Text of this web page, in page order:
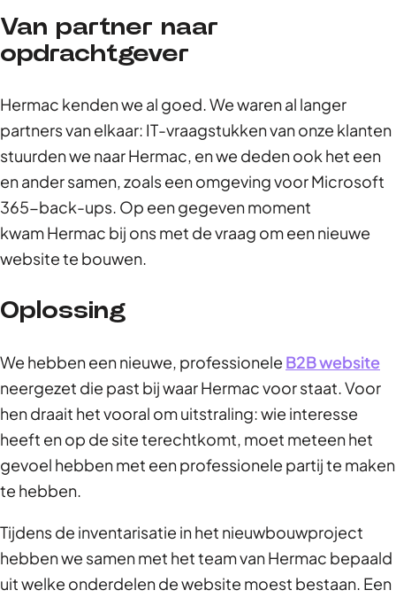
Van partner naar
opdrachtgever
Hermac kenden we al goed. We waren al langer
partners van elkaar: IT-vraagstukken van onze klanten
stuurden we naar Hermac, en we deden ook het een
en ander samen, zoals een omgeving voor Microsoft
365-back-ups. Op een gegeven moment
kwam Hermac bij ons met de vraag om een nieuwe
website te bouwen.
Oplossing
We hebben een nieuwe, professionele B2B website
neergezet die past bij waar Hermac voor staat. Voor
hen draait het vooral om uitstraling: wie interesse
heeft en op de site terechtkomt, moet meteen het
gevoel hebben met een professionele partij te maken
te hebben.
Tijdens de inventarisatie in het nieuwbouwproject
hebben we samen met het team van Hermac bepaald
uit welke onderdelen de website moest bestaan. Een